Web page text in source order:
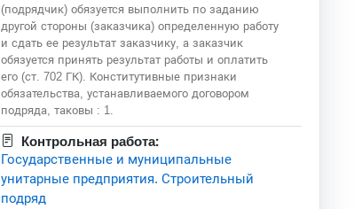
(подрядчик) обязуется выполнить по заданию
другой стороны (заказчика) определенную работу
и сдать ее результат заказчику, а заказчик
обязуется принять результат работы и оплатить
его (ст. 702 ГК). Конститутивные признаки
обязательства, устанавливаемого договором
подряда, таковы : 1.
Контрольная работа:
Государственные и муниципальные
унитарные предприятия. Строительный
подряд